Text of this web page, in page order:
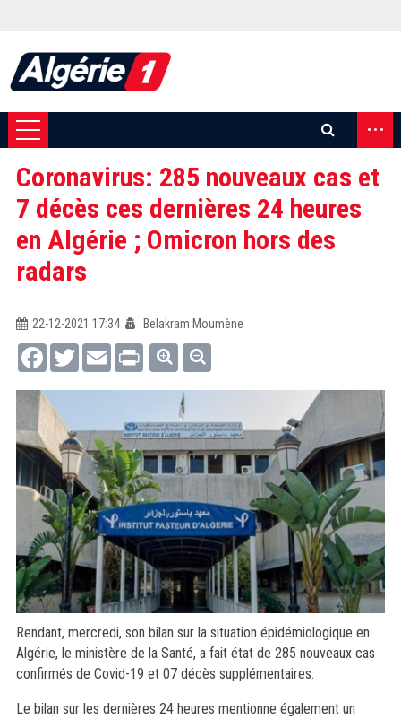
...
Coronavirus: 285 nouveaux cas et
7 décès ces dernières 24 heures
en Algérie ; Omicron hors des
radars
22-12-2021 17:34
Belakram Moumène
FacebookTwitterEmail Print
Rendant, mercredi, son bilan sur la situation épidémiologique en
Algérie, le ministère de la Santé, a fait état de 285 nouveaux cas
confirmés de Covid-19 et 07 décès supplémentaires.
Le bilan sur les dernières 24 heures mentionne également un